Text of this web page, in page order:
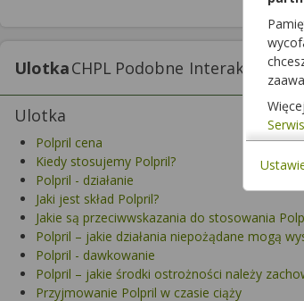
UlotkaCHPL Podobne Interakcje z
Ulotka
Polpril cena
Kiedy stosujemy Polpril?
Polpril - działanie
Jaki jest skład Polpril?
Jakie są przeciwwskazania do stosowania
Polpril – jakie działania niepożądane mogą
Polpril - dawkowanie
Polpril – jakie środki ostrożności należy
Przyjmowanie Polpril w czasie ciąży